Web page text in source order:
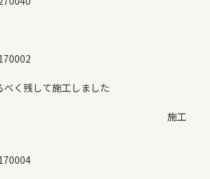
く残して施工しました
工前 施工